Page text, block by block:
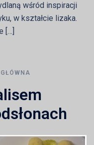
wśród inspiracji
w kształcie lizaka.
[…]
GŁÓWNA